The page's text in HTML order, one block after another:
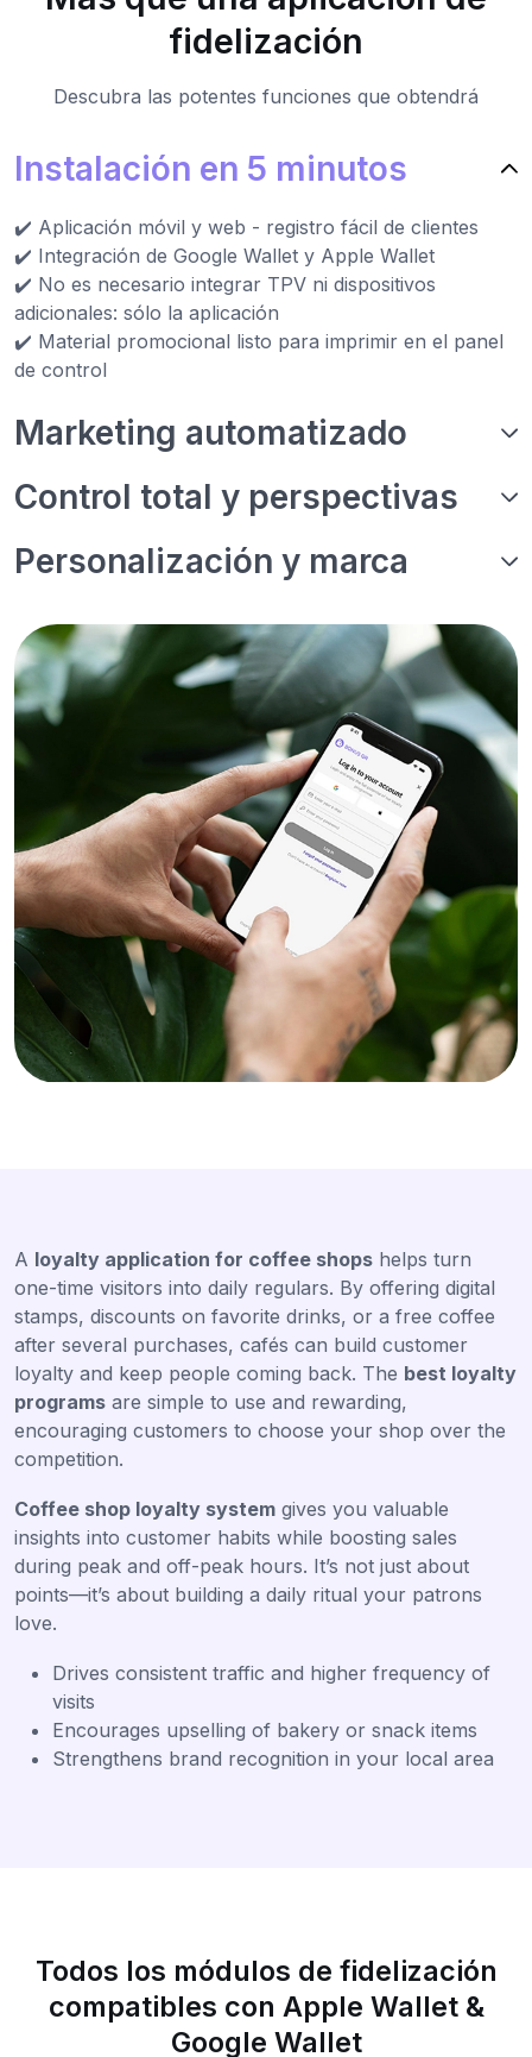
fidelización
Descubra las potentes funciones que obtendrá
Instalación en 5 minutos
✔️ Aplicación móvil y web - registro fácil de clientes
✔️ Integración de Google Wallet y Apple Wallet
✔️ No es necesario integrar TPV ni dispositivos
adicionales: sólo la aplicación
✔️ Material promocional listo para imprimir en el panel
de control
Marketing automatizado
Control total y perspectivas
Personalización y marca
A loyalty application for coffee shops helps turn
one-time visitors into daily regulars. By offering digital
stamps, discounts on favorite drinks, or a free coffee
after several purchases, cafés can build customer
loyalty and keep people coming back. The best loyalty
programs are simple to use and rewarding,
encouraging customers to choose your shop over the
competition.
Coffee shop loyalty system gives you valuable
insights into customer habits while boosting sales
during peak and off-peak hours. It’s not just about
points—it’s about building a daily ritual your patrons
love.
Drives consistent traffic and higher frequency of
visits
Encourages upselling of bakery or snack items
Strengthens brand recognition in your local area
Todos los módulos de fidelización
compatibles con Apple Wallet &
Google Wallet